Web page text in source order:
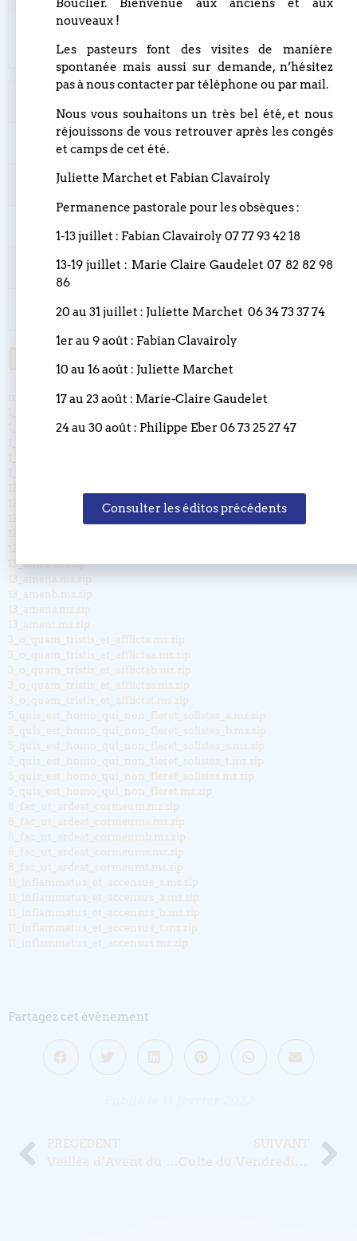
dominante
13_amen.mz.zip
soprano voix dominante 13_amens.mz.zip
ténor voix dominante 13_ament.mz.zip
basse voix dominante 13_amenb.mz.zip
Documents joints
magnificat_cimarosa.mz.zip
1_stabat_mater_dolorosa_a.mz.zip
1_stabat_mater_dolorosa_b.mz.zip
1_stabat_mater_dolorosa_s.mz.zip
1_stabat_mater_dolorosa_t.mz.zip
1_stabat_mater_dolorosa.mz.zip
12_quando_corpus_morietur.mz.zip
12_quando_corpus_morietura.mz.zip
12_quando_corpus_morieturb.mz.zip
12_quando_corpus_morieturs.mz.zip
12_quando_corpus_morieturt.mz.zip
13_amen.mz.zip
13_amena.mz.zip
13_amenb.mz.zip
13_amens.mz.zip
13_ament.mz.zip
3_o_quam_tristis_et_afflicta.mz.zip
3_o_quam_tristis_et_afflictaa.mz.zip
3_o_quam_tristis_et_afflictab.mz.zip
3_o_quam_tristis_et_afflictas.mz.zip
3_o_quam_tristis_et_afflictat.mz.zip
5_quis_est_homo_qui_non_fleret_solistes_a.mz.zip
5_quis_est_homo_qui_non_fleret_solistes_b.mz.zip
5_quis_est_homo_qui_non_fleret_solistes_s.mz.zip
5_quis_est_homo_qui_non_fleret_solistes_t.mz.zip
5_quis_est_homo_qui_non_fleret_solistes.mz.zip
5_quis_est_homo_qui_non_fleret.mz.zip
8_fac_ut_ardeat_cormeum.mz.zip
8_fac_ut_ardeat_cormeuma.mz.zip
8_fac_ut_ardeat_cormeumb.mz.zip
8_fac_ut_ardeat_cormeums.mz.zip
8_fac_ut_ardeat_cormeumt.mz.zip
11_inflammatus_et_accensus_s.mz.zip
11_inflammatus_et_accensus_a.mz.zip
11_inflammatus_et_accensus_b.mz.zip
11_inflammatus_et_accensus_t.mz.zip
11_inflammatus_et_accensus.mz.zip
Partagez cet événement
PRÉCÉDENT
Veillée d’Avent du 5 décembre 2021
SUIVANT
Culte du Vendredi Saint 7 avril 2023 avec la participation de Françoise Kubler (Soprano)
Bouclier. Bienvenue aux anciens et aux
nouveaux !
Les pasteurs font des visites de manière
spontanée mais aussi sur demande, n’hésitez
pas à nous contacter par téléphone ou par mail.
Nous vous souhaitons un très bel été, et nous
réjouissons de vous retrouver après les congés
et camps de cet été.
Juliette Marchet et Fabian Clavairoly
Permanence pastorale pour les obsèques :
1-13 juillet : Fabian Clavairoly 07 77 93 42 18
13-19 juillet : Marie Claire Gaudelet 07 82 82 98
86
20 au 31 juillet : Juliette Marchet 06 34 73 37 74
1er au 9 août : Fabian Clavairoly
10 au 16 août : Juliette Marchet
17 au 23 août : Marie-Claire Gaudelet
24 au 30 août : Philippe Eber 06 73 25 27 47
Consulter les éditos précédents